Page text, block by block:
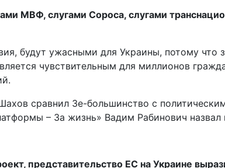
МВФ, слугами Сороса, слугами
будут ужасными для Украины, потому что
чувствительным для миллионов
сравнил Зе-большинство с
– За жизнь» Вадим Рабинович
представительство ЕС на Украине